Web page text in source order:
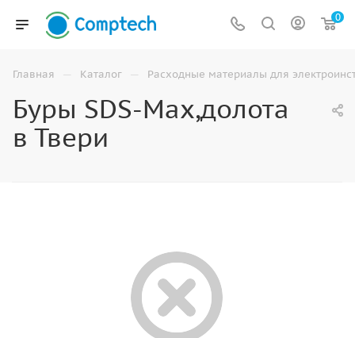
0
Главная — Каталог — Расходные материалы для
Буры SDS-Max,долота
в Твери